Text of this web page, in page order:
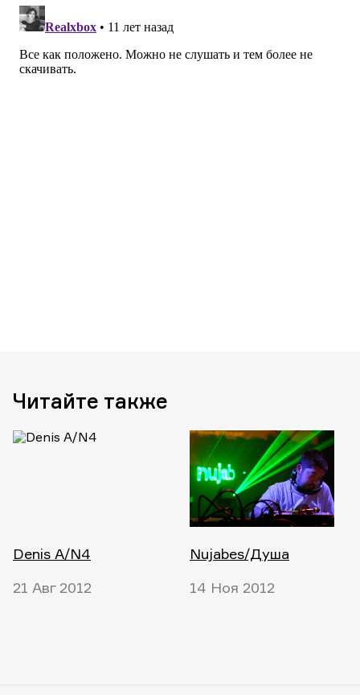
Читайте также
Denis A/N4
21 Авг 2012
Nujabes/Душа
14 Ноя 2012